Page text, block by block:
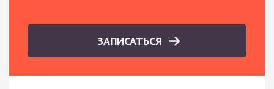
ЗАПИСАТЬСЯ